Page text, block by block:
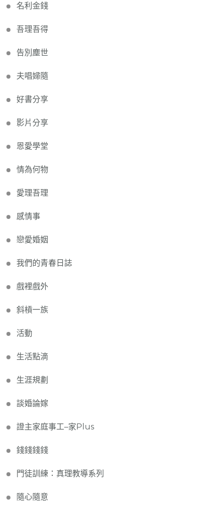
名利金錢
吾理吾得
告別塵世
夫唱婦隨
好書分享
影片分享
恩愛學堂
情為何物
愛理吾理
感情事
戀愛婚姻
我們的青春日誌
戲裡戲外
斜槓一族
活動
生活點滴
生涯規劃
談婚論嫁
證主家庭事工–家Plus
錢錢錢錢
門徒訓練：真理教導系列
隨心隨意